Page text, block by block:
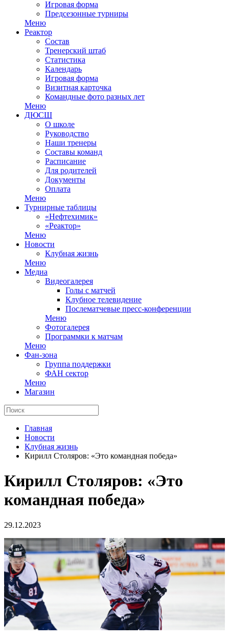
Игровая форма
Предсезонные турниры
Меню
Реактор
Состав
Тренерский штаб
Статистика
Календарь
Игровая форма
Визитная карточка
Командные фото разных лет
Меню
ДЮСШ
О школе
Руководство
Наши тренеры
Составы команд
Расписание
Для родителей
Документы
Оплата
Меню
Турнирные таблицы
«Нефтехимик»
«Реактор»
Меню
Новости
Клубная жизнь
Меню
Медиа
Видеогалерея
Голы с матчей
Клубное телевидение
Послематчевые пресс-конференции
Меню
Фотогалерея
Программки к матчам
Меню
Фан-зона
Группа поддержки
ФАН сектор
Меню
Магазин
Главная
Новости
Клубная жизнь
Кирилл Столяров: «Это командная победа»
Кирилл Столяров: «Это
командная победа»
29.12.2023